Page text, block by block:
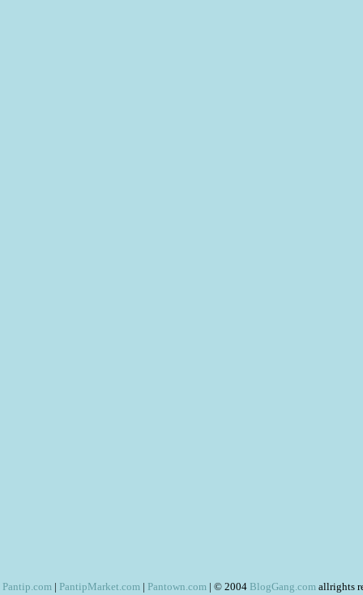
Pantip.com | PantipMarket.com | Pantown.com | © 2004 BlogGang.com allrights